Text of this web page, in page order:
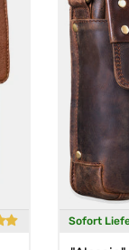
Sofort